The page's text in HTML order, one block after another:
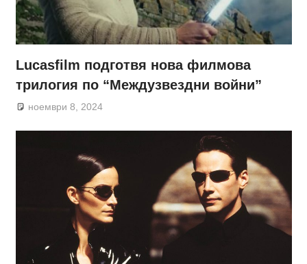
Lucasfilm подготвя нова филмова
трилогия по “Междузвездни войни”
ноември 8, 2024